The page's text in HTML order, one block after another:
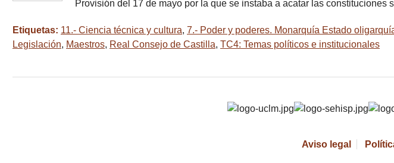
Provisión del 17 de mayo por la que se instaba a acatar las constituciones
Etiquetas: 11.- Ciencia técnica y cultura, 7.- Poder y poderes. Monarquía Estado
Legislación, Maestros, Real Consejo de Castilla, TC4: Temas políticos e institucionales
Aviso legal